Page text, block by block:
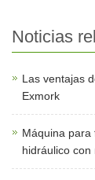
Noticias
Las ventajas
Exmork
Máquina para
hidráulico con